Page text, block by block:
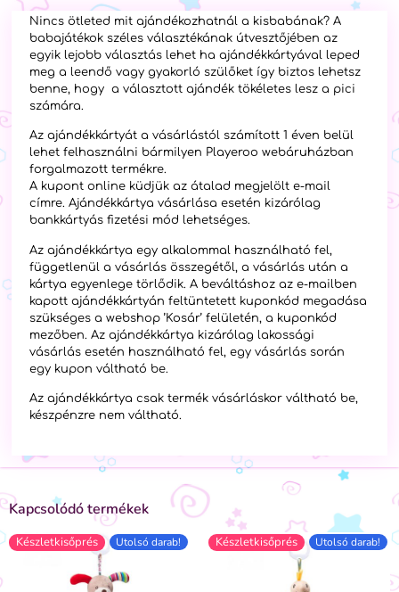
Nincs ötleted mit ajándékozhatnál a kisbabának? A
babajátékok széles választékának útvesztőjében az
egyik lejobb választás lehet ha ajándékkártyával leped
meg a leendő vagy gyakorló szülőket így biztos lehetsz
benne, hogy a választott ajándék tökéletes lesz a pici
számára.
Az ajándékkártyát a vásárlástól számított 1 éven belül
lehet felhasználni bármilyen Playeroo webáruházban
forgalmazott termékre.
A kupont online küdjük az átalad megjelölt e-mail
címre. Ajándékkártya vásárlása esetén kizárólag
bankkártyás fizetési mód lehetséges.
Az ajándékkártya egy alkalommal használható fel,
függetlenül a vásárlás összegétől, a vásárlás után a
kártya egyenlege törlődik. A beváltáshoz az e-mailben
kapott ajándékkártyán feltüntetett kuponkód megadása
szükséges a webshop ’Kosár’ felületén, a kuponkód
mezőben. Az ajándékkártya kizárólag lakossági
vásárlás esetén használható fel, egy vásárlás során
egy kupon váltható be.
Az ajándékkártya csak termék vásárláskor váltható be,
készpénzre nem váltható.
Kapcsolódó termékek
Készletkisőprés Utolsó darab! Készletkisőprés Utolsó darab!